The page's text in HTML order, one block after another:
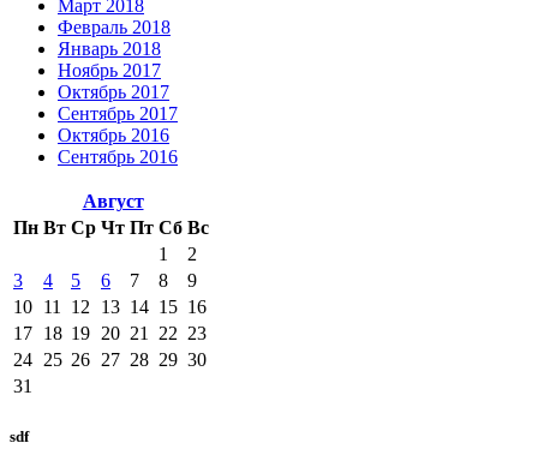
Март 2018
Февраль 2018
Январь 2018
Ноябрь 2017
Октябрь 2017
Сентябрь 2017
Октябрь 2016
Сентябрь 2016
Август
Пн Вт Ср Чт Пт Сб Вс
1
2
3
4 5 6 7 8
9
10 11 12 13 14 15 16
17 18 19 20 21 22 23
24 25 26 27 28 29 30
31
sdf